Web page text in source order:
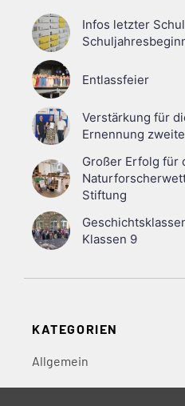
Infos letzter
Entlassfeier
Verstärkung für
Ernennung
Großer Erfolg für
Stiftung
Klassen 9
KATEGORIEN
Allgemein